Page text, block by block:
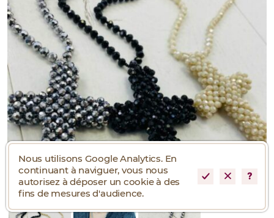
Nous utilisons Google Analytics. En
continuant à naviguer, vous nous
autorisez à déposer un cookie à des
fins de mesures d'audience.